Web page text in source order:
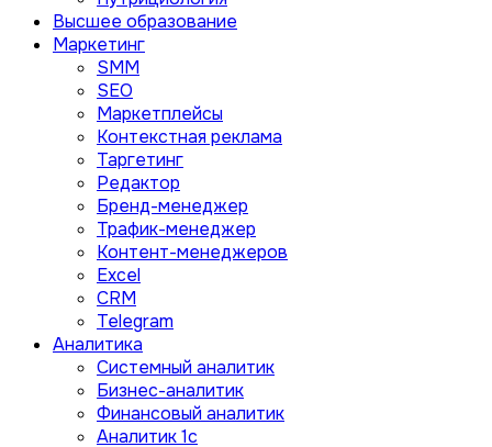
Высшее образование
Маркетинг
SMM
SEO
Маркетплейсы
Контекстная реклама
Таргетинг
Редактор
Бренд-менеджер
Трафик-менеджер
Контент-менеджеров
Excel
CRM
Telegram
Аналитика
Системный аналитик
Бизнес-аналитик
Финансовый аналитик
Aналитик 1с